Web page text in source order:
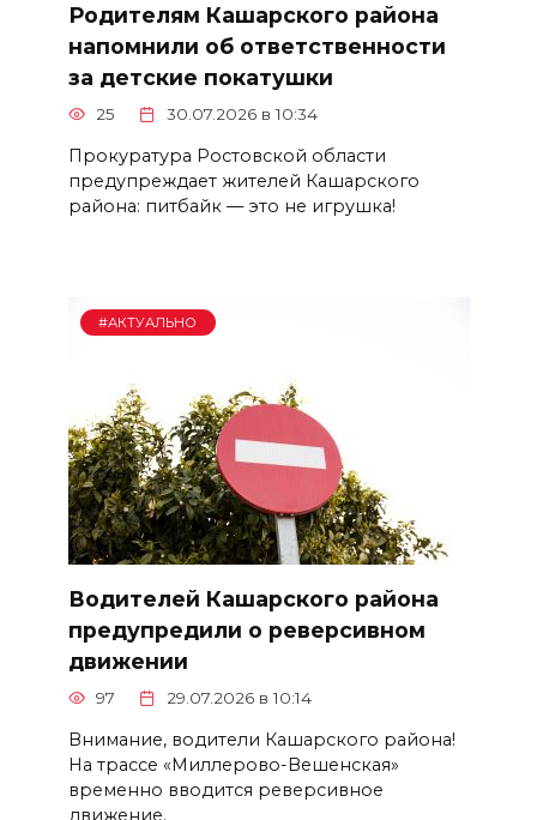
Родителям Кашарского района
напомнили об ответственности
за детские покатушки
25 30.07.2026 в 10:34
Прокуратура Ростовской области
предупреждает жителей Кашарского
района: питбайк — это не игрушка!
#АКТУАЛЬНО
Водителей Кашарского района
предупредили о реверсивном
движении
97 29.07.2026 в 10:14
Внимание, водители Кашарского района!
На трассе «Миллерово-Вешенская»
временно вводится реверсивное
движение.